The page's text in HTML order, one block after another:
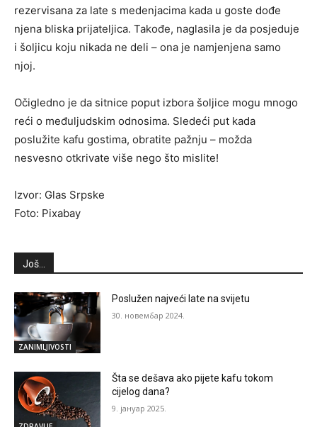
rezervisana za late s medenjacima kada u goste dođe
njena bliska prijateljica. Takođe, naglasila je da posjeduje
i šoljicu koju nikada ne deli – ona je namjenjena samo
njoj.
Očigledno je da sitnice poput izbora šoljice mogu mnogo
reći o međuljudskim odnosima. Sledeći put kada
poslužite kafu gostima, obratite pažnju – možda
nesvesno otkrivate više nego što mislite!
Izvor: Glas Srpske
Foto: Pixabay
Još...
ZANIMLJIVOSTI
Poslužen najveći late na svijetu
30. новембар 2024.
Šta se dešava ako pijete kafu tokom
cijelog dana?
9. јануар 2025.